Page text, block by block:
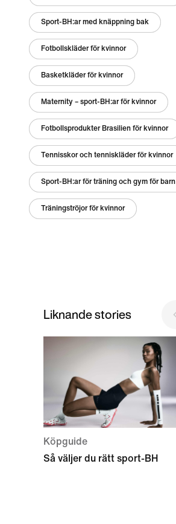
Sport-BH:ar med knäppning bak
Fotbollskläder för kvinnor
Basketkläder för kvinnor
Maternity – sport-BH:ar för kvinnor
Fotbollsprodukter Brasilien för kvinnor
Tennisskor och tenniskläder för kvinnor
Sport-BH:ar för träning och gym för barn
Träningströjor för kvinnor
Liknande stories
Köpguide
Så väljer du rätt sport-BH